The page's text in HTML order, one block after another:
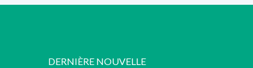
DERNIÈRE NOUVELLE